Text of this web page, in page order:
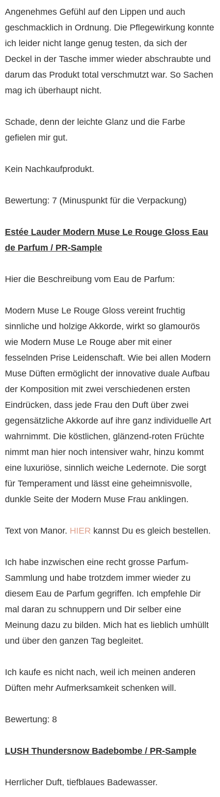
Angenehmes Gefühl auf den Lippen und auch
geschmacklich in Ordnung. Die Pflegewirkung konnte
ich leider nicht lange genug testen, da sich der
Deckel in der Tasche immer wieder abschraubte und
darum das Produkt total verschmutzt war. So Sachen
mag ich überhaupt nicht.
Schade, denn der leichte Glanz und die Farbe
gefielen mir gut.
Kein Nachkaufprodukt.
Bewertung: 7 (Minuspunkt für die Verpackung)
Estée Lauder Modern Muse Le Rouge Gloss Eau
de Parfum / PR-Sample
Hier die Beschreibung vom Eau de Parfum:
Modern Muse Le Rouge Gloss vereint fruchtig
sinnliche und holzige Akkorde, wirkt so glamourös
wie Modern Muse Le Rouge aber mit einer
fesselnden Prise Leidenschaft. Wie bei allen Modern
Muse Düften ermöglicht der innovative duale Aufbau
der Komposition mit zwei verschiedenen ersten
Eindrücken, dass jede Frau den Duft über zwei
gegensätzliche Akkorde auf ihre ganz individuelle Art
wahrnimmt. Die köstlichen, glänzend-roten Früchte
nimmt man hier noch intensiver wahr, hinzu kommt
eine luxuriöse, sinnlich weiche Ledernote. Die sorgt
für Temperament und lässt eine geheimnisvolle,
dunkle Seite der Modern Muse Frau anklingen.
Text von Manor. HIER kannst Du es gleich bestellen.
Ich habe inzwischen eine recht grosse Parfum-
Sammlung und habe trotzdem immer wieder zu
diesem Eau de Parfum gegriffen. Ich empfehle Dir
mal daran zu schnuppern und Dir selber eine
Meinung dazu zu bilden. Mich hat es lieblich umhüllt
und über den ganzen Tag begleitet.
Ich kaufe es nicht nach, weil ich meinen anderen
Düften mehr Aufmerksamkeit schenken will.
Bewertung: 8
LUSH Thundersnow Badebombe / PR-Sample
Herrlicher Duft, tiefblaues Badewasser.